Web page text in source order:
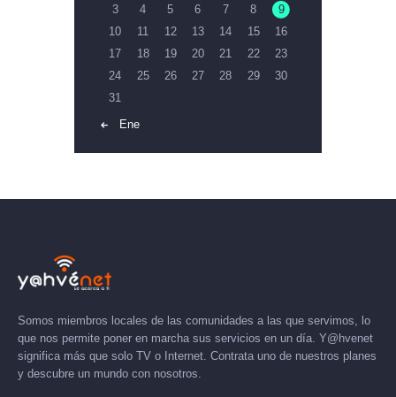
3
4 5 6 7 8
9
10
11 12 13 14 15
16
17
18 19 20 21 22
23
24
25 26 27 28 29
30
31
« Ene
Somos miembros locales de las comunidades a las que servimos, lo
que nos permite poner en marcha sus servicios en un día. Y@hvenet
significa más que solo TV o Internet. Contrata uno de nuestros planes
y descubre un mundo con nosotros.